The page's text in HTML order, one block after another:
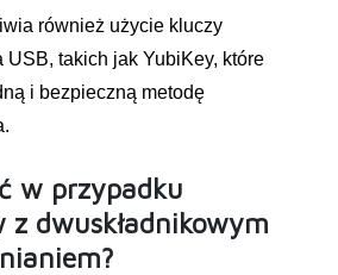
również użycie kluczy
USB, takich jak YubiKey, które
i bezpieczną metodę
w przypadku
z dwuskładnikowym